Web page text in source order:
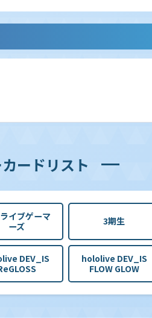
ードリスト
イブゲーマ
ーズ
3期生
DEV_IS
hololive DEV_IS
FLOW GLOW